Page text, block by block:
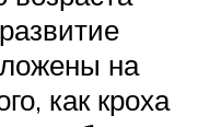
на
как кроха